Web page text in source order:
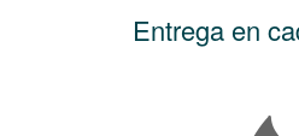
Entrega en